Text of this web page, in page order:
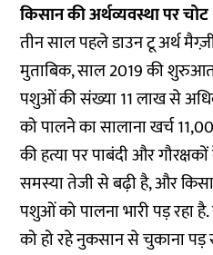
किसान की अर्थव्यवस्था पर चोट
तीन साल पहले डाउन टू अर्थ
मुताबिक, साल 2019 की शुरुआत
पशुओं की संख्या 11 लाख से
को पालने का सालाना खर्च
की हत्या पर पाबंदी और
समस्या तेजी से बढ़ी है, और
पशुओं को पालना भारी पड़ रहा
को हो रहे नुकसान से चुकाना पड़